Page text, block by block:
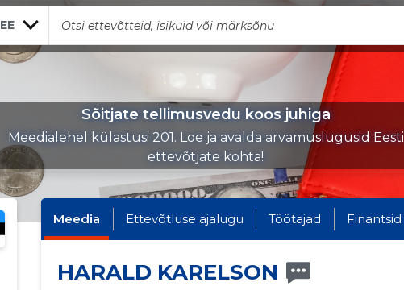
EE
Sõitjate tellimusvedu koos juhiga
Meedialehel külastusi 201. Loe ja avalda arvamuslugusid Eesti
ettevõtjate kohta!
Meedia Ettevõtluse ajalugu Töötajad Finantsid
HARALD KARELSON